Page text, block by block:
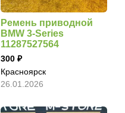
Ремень приводной
BMW 3-Series
11287527564
300
Красноярск
26.01.2026